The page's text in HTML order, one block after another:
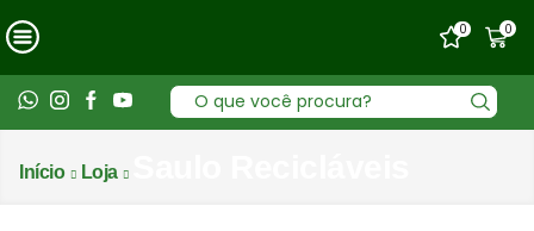
0 0
Entrada
de
Início Loja